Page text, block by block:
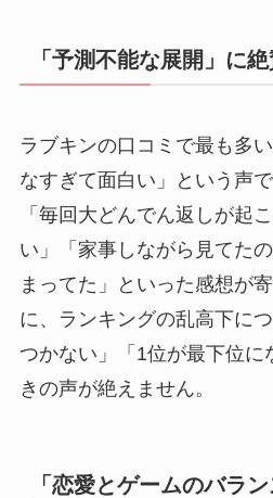
「予測不能な展開」に
ラブキンの口コミで最も多
なすぎて面白い」という声
「毎回大どんでん返しが起
い」「家事しながら見てた
まってた」といった感想が
に、ランキングの乱高下に
つかない」「1位が最下位に
きの声が絶えません。
「恋愛とゲームのバラ